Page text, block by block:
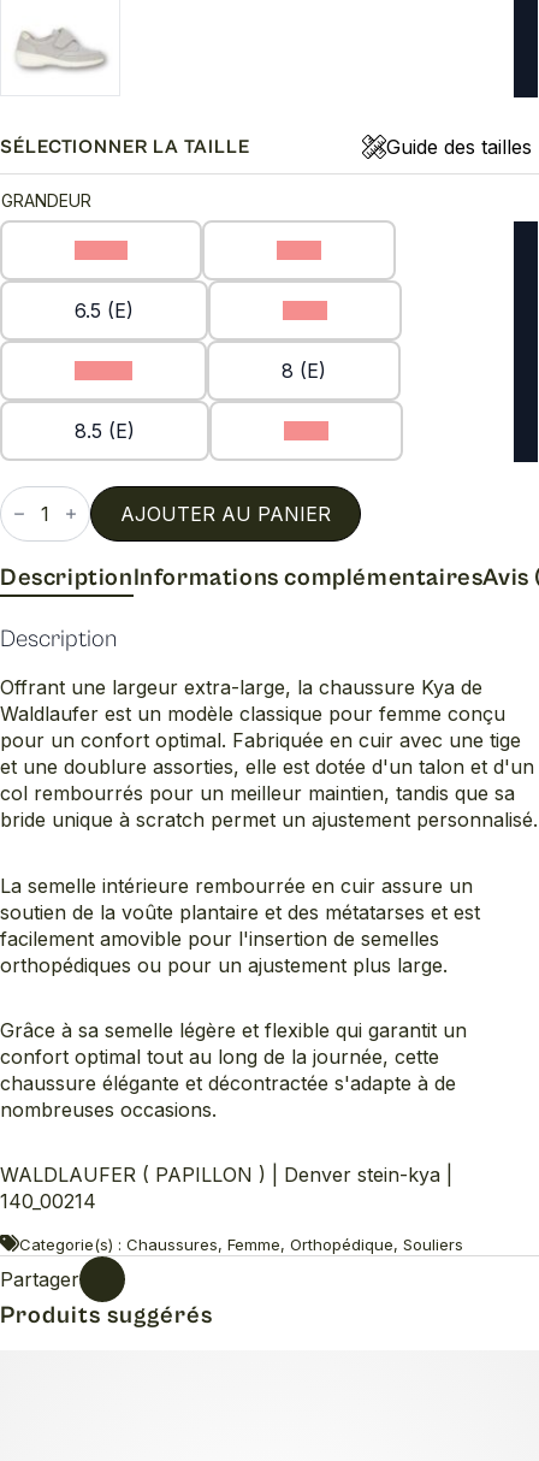
SÉLECTIONNER LA TAILLE Guide des tailles
GRANDEUR
6.5 (E)
8 (E)
8.5 (E)
quantité
de
Denver
kya
AJOUTER AU PANIER
DescriptionInformations complémentairesAvis
Description
Offrant une largeur extra-large, la chaussure Kya de
Waldlaufer est un modèle classique pour femme conçu
pour un confort optimal. Fabriquée en cuir avec une tige
et une doublure assorties, elle est dotée d'un talon et d'un
col rembourrés pour un meilleur maintien, tandis que sa
bride unique à scratch permet un ajustement personnalisé.
La semelle intérieure rembourrée en cuir assure un
soutien de la voûte plantaire et des métatarses et est
facilement amovible pour l'insertion de semelles
orthopédiques ou pour un ajustement plus large.
Grâce à sa semelle légère et flexible qui garantit un
confort optimal tout au long de la journée, cette
chaussure élégante et décontractée s'adapte à de
nombreuses occasions.
WALDLAUFER ( PAPILLON ) | Denver stein-kya |
140_00214
Categorie(s) : Chaussures, Femme, Orthopédique, Souliers
Partager
Produits suggérés